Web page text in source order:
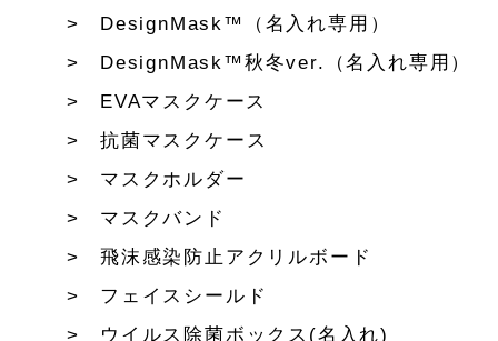
DesignMask™（名入れ専用）
DesignMask™秋冬ver.（名入れ専用）
EVAマスクケース
抗菌マスクケース
マスクホルダー
マスクバンド
飛沫感染防止アクリルボード
フェイスシールド
ウイルス除菌ボックス(名入れ)